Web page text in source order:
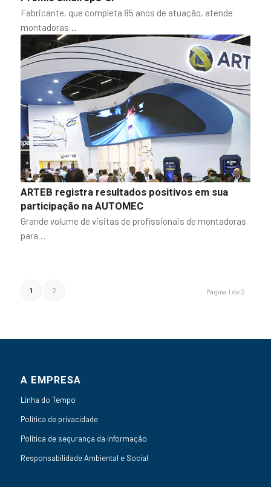
Fabricante, que completa 85 anos de atuação, atende
montadoras…
ARTEB registra resultados positivos em sua
participação na AUTOMEC
Grande volume de visitas de profissionais de montadoras
para…
Página 1 de 2
1 2
A EMPRESA
Linha do Tempo
Política de privacidade
Política de segurança da informação
Responsabilidade Ambiental e Social